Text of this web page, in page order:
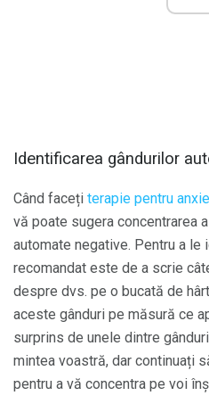
Identificarea gândurilor
Când faceți terapie pentru
vă poate sugera concentrarea
automate negative. Pentru a le
recomandat este de a scrie
despre dvs. pe o bucată de
aceste gânduri pe măsură ce
surprins de unele dintre
mintea voastră, dar continuați
pentru a vă concentra pe voi